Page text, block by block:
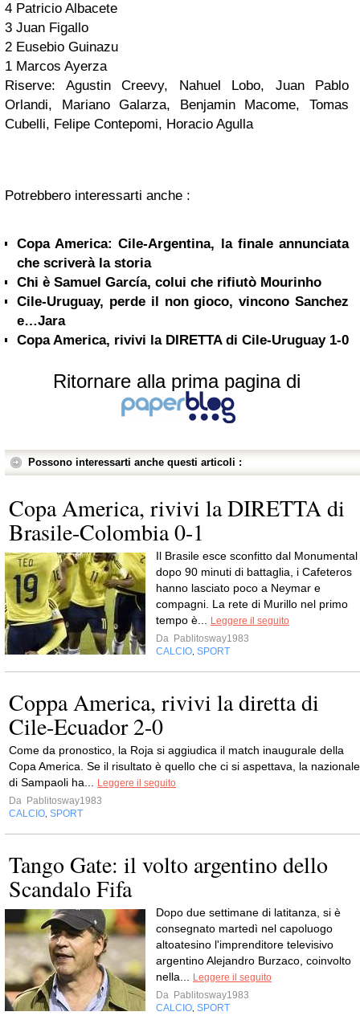
4 Patricio Albacete
3 Juan Figallo
2 Eusebio Guinazu
1 Marcos Ayerza
Riserve: Agustin Creevy, Nahuel Lobo, Juan Pablo
Orlandi, Mariano Galarza, Benjamin Macome, Tomas
Cubelli, Felipe Contepomi, Horacio Agulla
Potrebbero interessarti anche :
Copa America: Cile-Argentina, la finale annunciata
che scriverà la storia
Chi è Samuel García, colui che rifiutò Mourinho
Cile-Uruguay, perde il non gioco, vincono Sanchez
e…Jara
Copa America, rivivi la DIRETTA di Cile-Uruguay 1-0
Ritornare alla prima pagina di
Possono interessarti anche questi articoli :
Copa America, rivivi la DIRETTA di
Brasile-Colombia 0-1
Il Brasile esce sconfitto dal Monumental
dopo 90 minuti di battaglia, i Cafeteros
hanno lasciato poco a Neymar e
compagni. La rete di Murillo nel primo
tempo è...
Leggere il seguito
Da Pablitosway1983
CALCIO SPORT
Coppa America, rivivi la diretta di
Cile-Ecuador 2-0
Come da pronostico, la Roja si aggiudica il match inaugurale della
Copa America. Se il risultato è quello che ci si aspettava, la nazionale
di Sampaoli ha...
Leggere il seguito
Da Pablitosway1983
CALCIO SPORT
Tango Gate: il volto argentino dello
Scandalo Fifa
Dopo due settimane di latitanza, si è
consegnato martedì nel capoluogo
altoatesino l'imprenditore televisivo
argentino Alejandro Burzaco, coinvolto
nella...
Leggere il seguito
Da Pablitosway1983
CALCIO SPORT